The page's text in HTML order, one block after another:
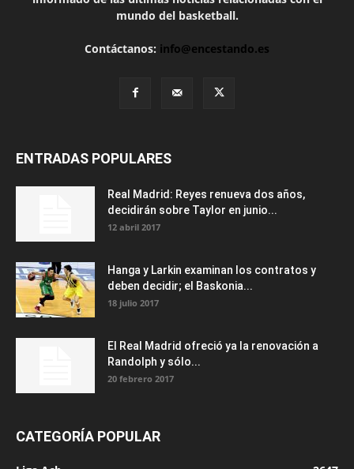
mundo del basketball.
Contáctanos: info@encestando.es
ENTRADAS POPULARES
Real Madrid: Reyes renueva dos años,
decidirán sobre Taylor en junio...
12 abril 2017
Hanga y Larkin examinan los contratos y
deben decidir; el Baskonia...
18 julio 2017
El Real Madrid ofreció ya la renovación a
Randolph y sólo...
20 febrero 2017
CATEGORÍA POPULAR